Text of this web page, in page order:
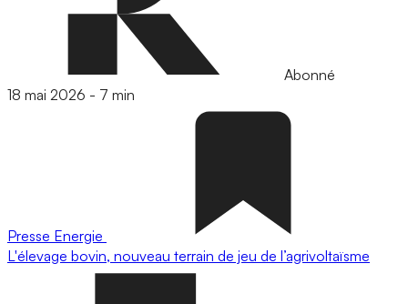
Abonné
18 mai 2026 - 7 min
Presse Energie
L'élevage bovin, nouveau terrain de jeu de l’agrivoltaïsme